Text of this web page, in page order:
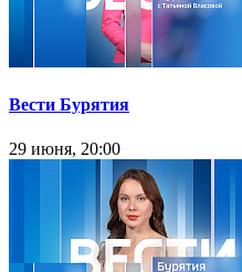
Вести Бурятия
29 июня, 20:00